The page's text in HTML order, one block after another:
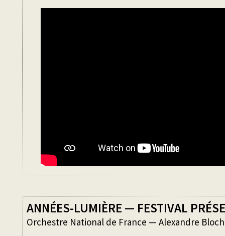
ANNÉES-LUMIÈRE — FESTIVAL
Orchestre National de France — Alexandre